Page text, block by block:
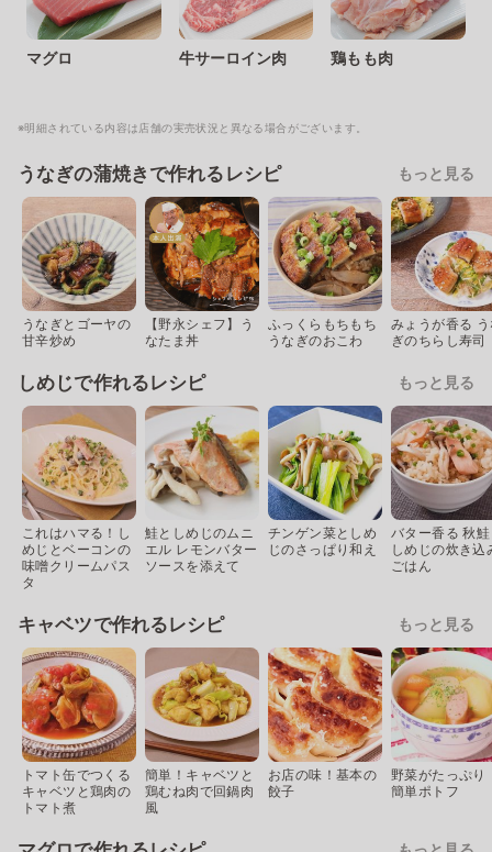
マグロ 牛サーロイン肉 鶏もも肉
※明細されている内容は店舗の実売状況と異なる場合がございます。
うなぎの蒲焼きで作れるレシピ もっと見る
うなぎとゴーヤの
甘辛炒め
【野永シェフ】う
なたま丼
ふっくらもちもち
うなぎのおこわ
みょうが香る
ぎのちらし寿司
しめじで作れるレシピ もっと見る
これはハマる！し
めじとベーコンの
味噌クリームパス
タ
鮭としめじのムニ
エル レモンバター
ソースを添えて
チンゲン菜としめ
じのさっぱり和え
バター香る 秋
しめじの炊き込
ごはん
キャベツで作れるレシピ もっと見る
トマト缶でつくる
キャベツと鶏肉の
トマト煮
簡単！キャベツと
鶏むね肉で回鍋肉
風
お店の味！基本の
餃子
野菜がたっぷり
簡単ポトフ